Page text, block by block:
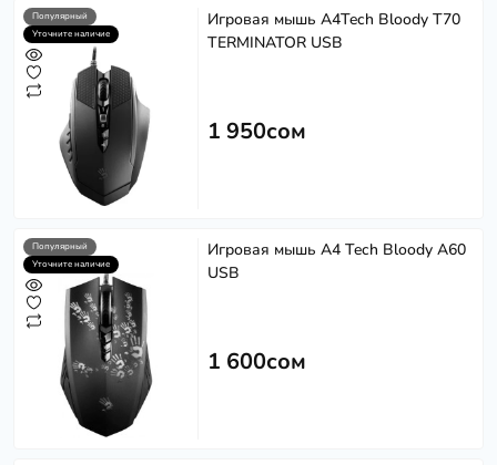
Популярный
Уточните наличие
Игровая мышь A4Tech Bloody T70
TERMINATOR USB
1 950сом
Популярный
Уточните наличие
Игровая мышь A4 Tech Bloody A60
USB
1 600сом